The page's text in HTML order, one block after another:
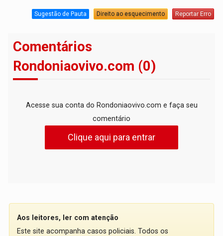
Sugestão de Pauta Direito ao esquecimento Reportar Erro
Comentários
Rondoniaovivo.com (0)
Acesse sua conta do Rondoniaovivo.com e faça seu
comentário
Clique aqui para entrar
Aos leitores, ler com atenção
Este site acompanha casos policiais. Todos os